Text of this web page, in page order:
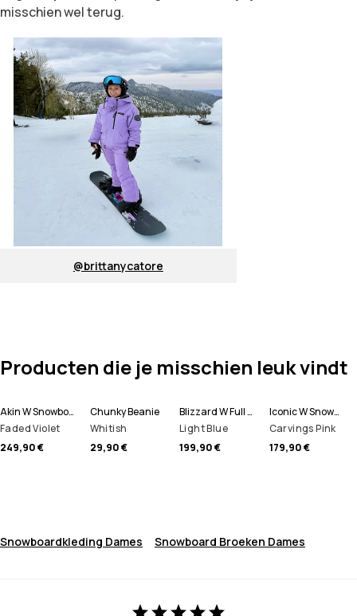
misschien wel terug.
@brittanycatore
Producten die je misschien leuk vindt
Akin W Snowboard jas Dames
Faded Violet
249,90 €
Chunky Beanie
Whitish
29,90 €
Blizzard W Full Zip Snowboard jas Dames
Light Blue
199,90 €
Iconic W Snowboard Broek Dames
Carvings Pink
179,90 €
Snowboardkleding Dames Snowboard Broeken Dames